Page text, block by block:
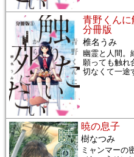
青野くん
分冊版
椎名うみ
幽霊と人間。
願っても触れ
切なくて一途
暁の息子
樹なつみ
ミャンマーの